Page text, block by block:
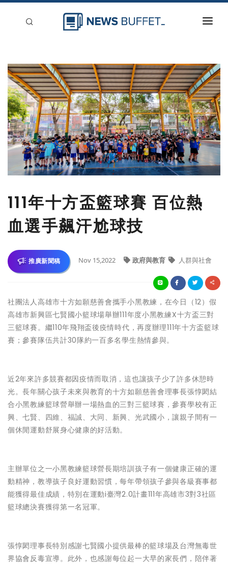
新聞稿分類
登入
刊登
111年十方盃籃球賽 百位熱
血選手飆汗尬球技
推廣新聞稿 Nov 15,2022 政府與教育 人群與社會
社團法人高雄市十方如願慈善會攜手小黑教練，在今日（12）假
高雄市新興區七賢國小籃球場舉辦111年度小黑教練X十方盃三對
三籃球賽。繼110年飛翔盃後疫情時代，再度辦理111年十方盃籃球
賽；參賽隊伍共計30隊約一百多名學生熱情參與。
近2年來許多競賽都因疫情而取消，這也讓孩子少了許多休憩時
光。長年關心孩子未來與教育的十方如願慈善會理事長張惇閎結
合小黑教練籃球營舉辦一場熱血的三對三籃球賽，參賽學校有正
興、七賢、四維、福誠、大同、新興、光武國小，讓親子間有一
個休閒運動舒展身心健康的好活動。
主辦單位之一小黑教練籃球營長期培訓孩子有一個健康正確的運
動精神，教導孩子良好運動習慣，每年帶領孩子參與各級賽事都
能獲得最佳成績，特別在運動i臺灣2.0計畫111年高雄市3對3社區
籃球總決賽獲得第一名冠軍。
張惇閎理事長特別感謝七賢國小提供最棒的籃球場及台灣無毒世
界協會反毒宣導。此外，也感謝每位起一大早的家長們，陪伴著